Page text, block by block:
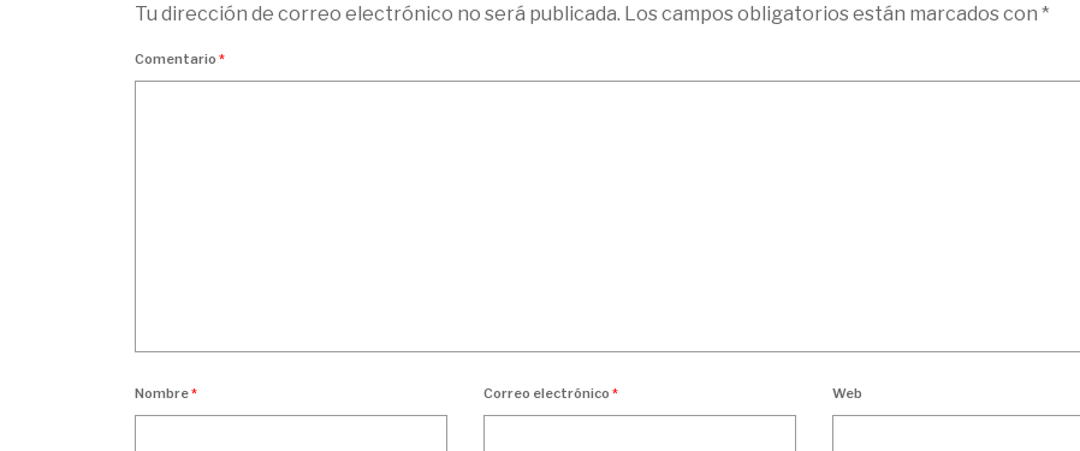
Tu dirección de correo electrónico no será publicada. Los campos obligatorios están marcados con *
Comentario *
Nombre* Correo electrónico * Web